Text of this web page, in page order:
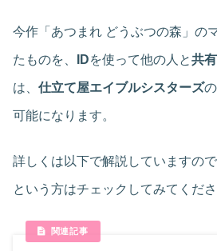
今作「あつまれ どうぶつの森」の
たものを、 IDを使って他の人と共
は、 仕立て屋エイブルシスターズ
可能になります。
詳しくは以下で解説していますの
という方はチェックしてみてくださ